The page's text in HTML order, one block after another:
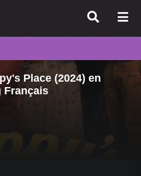
Place (2024) en
Français